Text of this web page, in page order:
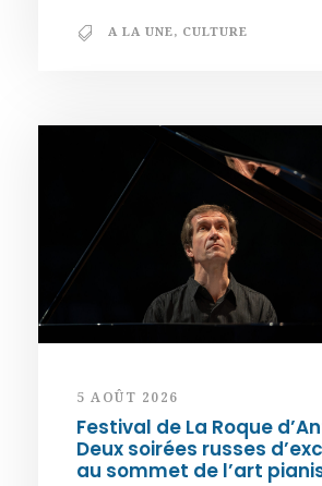
A LA UNE, CULTURE
5 AOÛT 2026
Festival de La Roque
Deux soirées russes
au sommet de l’art